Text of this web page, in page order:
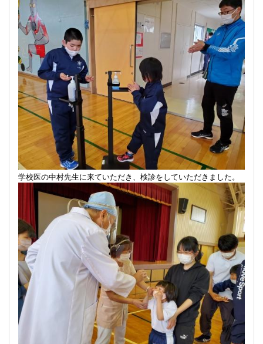
学校医の中村先生に来ていただき、検診をしていただきました。